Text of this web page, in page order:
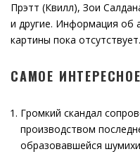
Прэтт (Квилл), Зои
и другие. Информация об
картины пока отсутствует.
САМОЕ
Громкий скандал
производством
образовавшейся